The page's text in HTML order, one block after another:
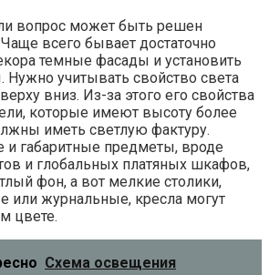
вопрос может быть решен
всего бывает достаточно
темные фасады и установить
Нужно учитывать свойство света
вниз. Из-за этого его свойства
которые имеют высоту более
иметь светлую фактуру.
и габаритные предметы, вроде
и глобальных платяных шкафов,
фон, а вот мелкие столики,
или журнальные, кресла могут
цвете.
Схема освещения